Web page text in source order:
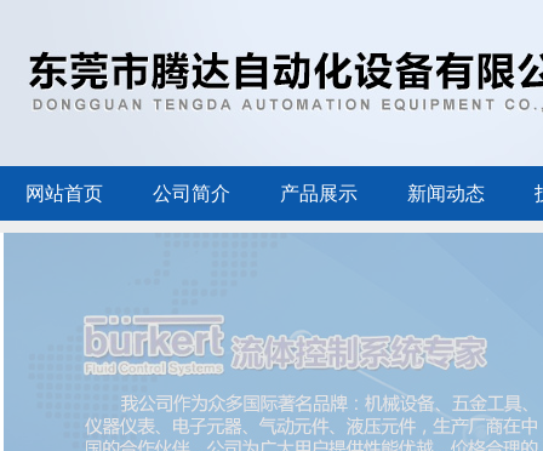
网站首页 公司简介 产品展示 新闻动态